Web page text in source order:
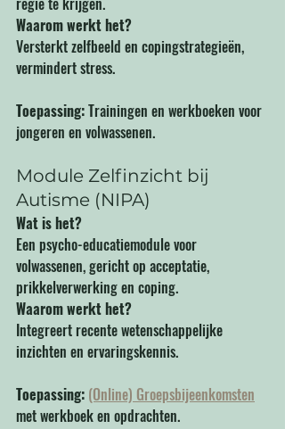
Waarom werkt het?
Versterkt zelfbeeld en copingstrategieën,
vermindert stress.
Toepassing: Trainingen en werkboeken voor
jongeren en volwassenen.
Module Zelfinzicht bij
Autisme (NIPA)
Wat is het?
Een psycho-educatiemodule voor
volwassenen, gericht op acceptatie,
prikkelverwerking en coping.
Waarom werkt het?
Integreert recente wetenschappelijke
inzichten en ervaringskennis.
Toepassing: (Online) Groepsbijeenkomsten
met werkboek en opdrachten.